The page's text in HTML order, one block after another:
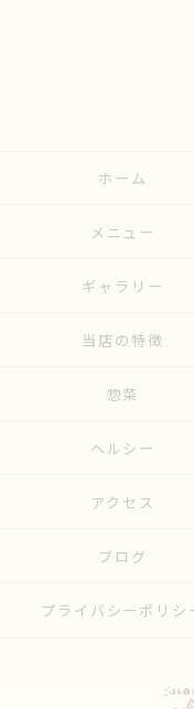
ホーム
メニュー
ギャラリー
当店の特徴
惣菜
ヘルシー
アクセス
ブログ
プライバシーポリシ